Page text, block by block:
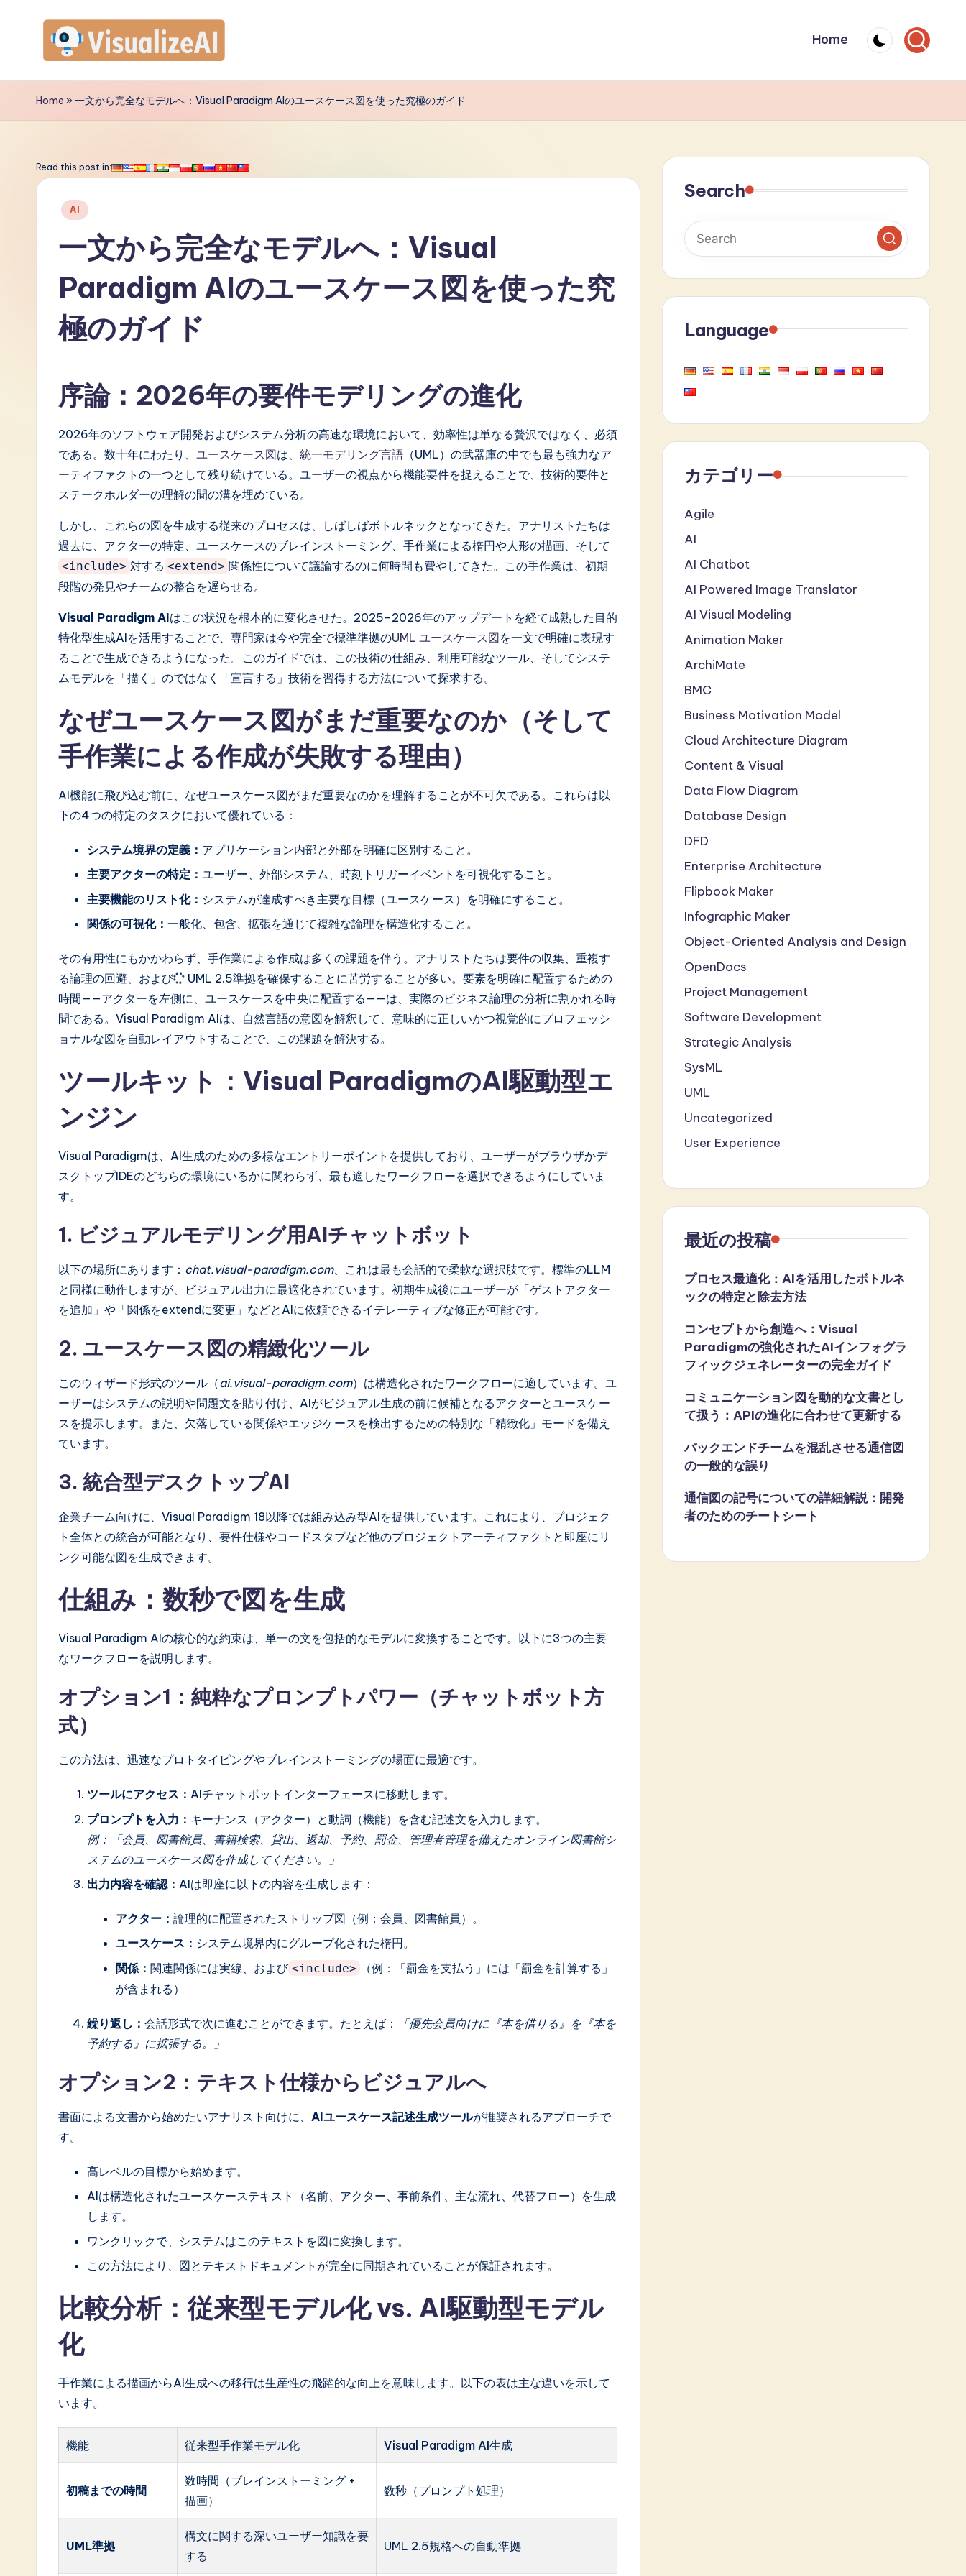
contentV
is
a
ft
w
Home
Home »一文から完全なモデルへ：Visual Paradigm AIのユースケース図を使った究極のガイド
Read this post in:
Posted
AI
一文から完全なモデルへ：Visual
Paradigm AIのユースケース図を使った究
極のガイド
序論：2026年の要件モデリングの進化
2026年のソフトウェア開発およびシステム分析の高速な環境において、効率性は単なる贅沢ではなく、必須
である。数十年にわたり、 ユースケース図は、 統一モデリング言語 （UML）の武器庫の中でも最も強力なア
ーティファクトの一つとして残り続けている。ユーザーの視点から機能要件を捉えることで、技術的要件と
ステークホルダーの理解の間の溝を埋めている。
しかし、これらの図を生成する従来のプロセスは、しばしばボトルネックとなってきた。アナリストたちは
過去に、アクターの特定、ユースケースのブレインストーミング、手作業による楕円や人形の描画、そして
<include> 対する <extend> 関係性について議論するのに何時間も費やしてきた。この手作業は、初期
段階の発見やチームの整合を遅らせる。
Visual Paradigm AIはこの状況を根本的に変化させた。2025–2026年のアップデートを経て成熟した目的
特化型生成AIを活用することで、専門家は今や完全で標準準拠のUML ユースケース図を一文で明確に表現す
ることで生成できるようになった。このガイドでは、この技術の仕組み、利用可能なツール、そしてシステ
ムモデルを「描く」のではなく「宣言する」技術を習得する方法について探求する。
なぜユースケース図がまだ重要なのか（そして
手作業による作成が失敗する理由）
AI機能に飛び込む前に、なぜユースケース図がまだ重要なのかを理解することが不可欠である。これらは以
下の4つの特定のタスクにおいて優れている：
システム境界の定義： アプリケーション内部と外部を明確に区別すること。
主要アクターの特定： ユーザー、外部システム、時刻トリガーイベントを可視化すること。
主要機能のリスト化： システムが達成すべき主要な目標（ユースケース）を明確にすること。
関係の可視化： 一般化、包含、拡張を通じて複雑な論理を構造化すること。
その有用性にもかかわらず、手作業による作成は多くの課題を伴う。アナリストたちは要件の収集、重複す
る論理の回避、および
UML 2.5準拠を確保することに苦労することが多い。要素を明確に配置するための
時間——アクターを左側に、ユースケースを中央に配置する——は、実際のビジネス論理の分析に割かれる時
間である。Visual Paradigm AIは、自然言語の意図を解釈して、意味的に正しいかつ視覚的にプロフェッシ
ョナルな図を自動レイアウトすることで、この課題を解決する。
ツールキット：Visual ParadigmのAI駆動型エ
ンジン
Visual Paradigmは、AI生成のための多様なエントリーポイントを提供しており、ユーザーがブラウザかデ
スクトップIDEのどちらの環境にいるかに関わらず、最も適したワークフローを選択できるようにしていま
す。
1. ビジュアルモデリング用AIチャットボット
以下の場所にあります： chat.visual-paradigm.com、これは最も会話的で柔軟な選択肢です。標準のLLM
と同様に動作しますが、ビジュアル出力に最適化されています。初期生成後にユーザーが「ゲストアクター
を追加」や「関係をextendに変更」などとAIに依頼できるイテレーティブな修正が可能です。
2. ユースケース図の精緻化ツール
このウィザード形式のツール（ai.visual-paradigm.com）は構造化されたワークフローに適しています。ユ
ーザーはシステムの説明や問題文を貼り付け、AIがビジュアル生成の前に候補となるアクターとユースケー
スを提示します。また、欠落している関係やエッジケースを検出するための特別な「精緻化」モードを備え
ています。
3. 統合型デスクトップAI
企業チーム向けに、Visual Paradigm 18以降では組み込み型AIを提供しています。これにより、プロジェク
ト全体との統合が可能となり、要件仕様やコードスタブなど他のプロジェクトアーティファクトと即座にリ
ンク可能な図を生成できます。
仕組み：数秒で図を生成
Visual Paradigm AIの核心的な約束は、単一の文を包括的なモデルに変換することです。以下に3つの主要
なワークフローを説明します。
オプション1：純粋なプロンプトパワー（チャットボット方
式）
この方法は、迅速なプロトタイピングやブレインストーミングの場面に最適です。
ツールにアクセス： AIチャットボットインターフェースに移動します。
プロンプトを入力： キーナンス（アクター）と動詞（機能）を含む記述文を入力します。
例：「会員、図書館員、書籍検索、貸出、返却、予約、罰金、管理者管理を備えたオンライン図書館シ
ステムのユースケース図を作成してください。」
出力内容を確認： AIは即座に以下の内容を生成します：
アクター： 論理的に配置されたストリップ図（例：会員、図書館員）。
ユースケース： システム境界内にグループ化された楕円。
関係： 関連関係には実線、および <include>
（例：「罰金を支払う」には「罰金を計算する」
が含まれる）
繰り返し： 会話形式で次に進むことができます。たとえば：
「優先会員向けに『本を借りる』を『本を
予約する』に拡張する。」
オプション2：テキスト仕様からビジュアルへ
書面による文書から始めたいアナリスト向けに、 AIユースケース記述生成ツールが推奨されるアプローチで
す。
高レベルの目標から始めます。
AIは構造化されたユースケーステキスト（名前、アクター、事前条件、主な流れ、代替フロー）を生成
します。
ワンクリックで、システムはこのテキストを図に変換します。
この方法により、図とテキストドキュメントが完全に同期されていることが保証されます。
比較分析：従来型モデル化 vs. AI駆動型モデル
化
手作業による描画からAI生成への移行は生産性の飛躍的な向上を意味します。以下の表は主な違いを示して
います。
機能 従来型手作業モデル化 Visual Paradigm AI生成
初稿までの時間
数時間（ブレインストーミング +
描画）
数秒（プロンプト処理）
UML準拠
構文に関する深いユーザー知識を要
する
UML 2.5規格への自動準拠
Search
Language
カテゴリー
Agile
AI
AI Chatbot
AI Powered Image Translator
AI Visual Modeling
Animation Maker
ArchiMate
BMC
Business Motivation Model
Cloud Architecture Diagram
Content & Visual
Data Flow Diagram
Database Design
DFD
Enterprise Architecture
Flipbook Maker
Infographic Maker
Object-Oriented Analysis and Design
OpenDocs
Project Management
Software Development
Strategic Analysis
SysML
UML
Uncategorized
User Experience
最近の投稿
プロセス最適化：AIを活用したボトルネ
ックの特定と除去方法
コンセプトから創造へ：Visual
Paradigmの強化されたAIインフォグラ
フィックジェネレーターの完全ガイド
コミュニケーション図を動的な文書とし
て扱う：APIの進化に合わせて更新する
バックエンドチームを混乱させる通信図
の一般的な誤り
通信図の記号についての詳細解説：開発
者のためのチートシート